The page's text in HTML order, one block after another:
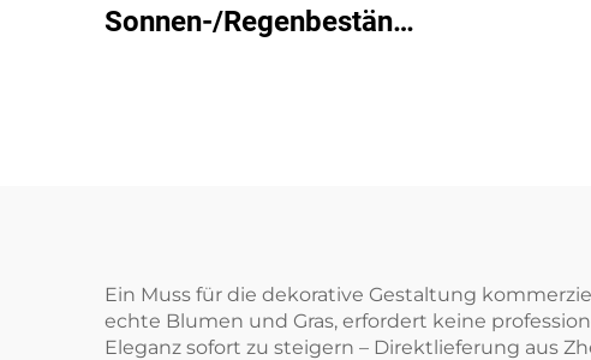
Sonnen-/Regenbeständig,
Ein Muss für die dekorative Gestaltung
echte Blumen und Gras, erfordert keine
Eleganz sofort zu steigern – Direktlieferung aus